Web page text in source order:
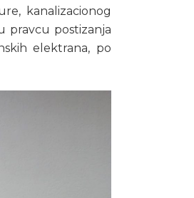
kanalizacionog
pravcu postizanja
elektrana, po